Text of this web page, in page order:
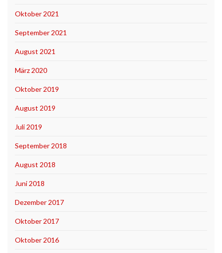
Oktober 2021
September 2021
August 2021
März 2020
Oktober 2019
August 2019
Juli 2019
September 2018
August 2018
Juni 2018
Dezember 2017
Oktober 2017
Oktober 2016